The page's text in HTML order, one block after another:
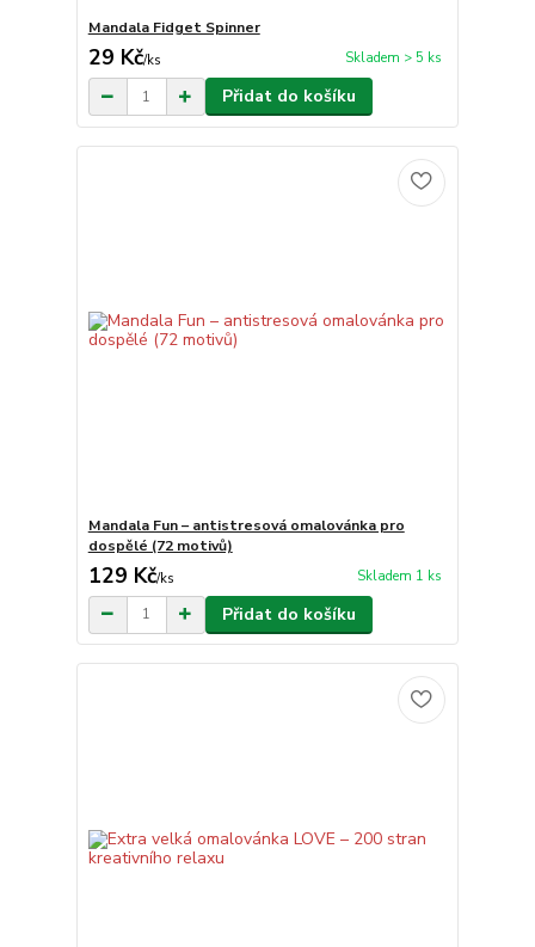
Mandala Fidget Spinner
29 Kč/ks Skladem > 5 ks
Přidat do košíku
Mandala Fun – antistresová omalovánka pro
dospělé (72 motivů)
129 Kč/ks Skladem 1 ks
Přidat do košíku